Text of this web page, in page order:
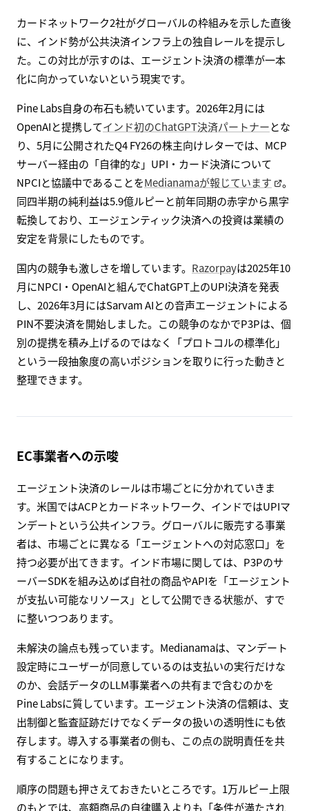
カードネットワーク2社がグローバルの枠組みを示した直後
に、インド勢が公共決済インフラ上の独自レールを提示し
た。この対比が示すのは、エージェント決済の標準が一本
化に向かっていないという現実です。
Pine Labs自身の布石も続いています。2026年2月には
OpenAIと提携してインド初のChatGPT決済パートナーとな
り、5月に公開されたQ4 FY26の株主向けレターでは、MCP
サーバー経由の「自律的な」UPI・カード決済について
NPCIと協議中であることをMedianamaが報じています
。
同四半期の純利益は5.9億ルピーと前年同期の赤字から黒字
転換しており、エージェンティック決済への投資は業績の
安定を背景にしたものです。
国内の競争も激しさを増しています。 Razorpayは2025年10
月にNPCI・OpenAIと組んでChatGPT上のUPI決済を発表
し、2026年3月にはSarvam AIとの音声エージェントによる
PIN不要決済を開始しました。この競争のなかでP3Pは、個
別の提携を積み上げるのではなく「プロトコルの標準化」
という一段抽象度の高いポジションを取りに行った動きと
整理できます。
EC事業者への示唆
エージェント決済のレールは市場ごとに分かれていきま
す。米国ではACPとカードネットワーク、インドではUPIマ
ンデートという公共インフラ。グローバルに販売する事業
者は、市場ごとに異なる「エージェントへの対応窓口」を
持つ必要が出てきます。インド市場に関しては、P3Pのサ
ーバーSDKを組み込めば自社の商品やAPIを「エージェント
が支払い可能なリソース」として公開できる状態が、すで
に整いつつあります。
未解決の論点も残っています。Medianamaは、マンデート
設定時にユーザーが同意しているのは支払いの実行だけな
のか、会話データのLLM事業者への共有まで含むのかを
Pine Labsに質しています。エージェント決済の信頼は、支
出制御と監査証跡だけでなくデータの扱いの透明性にも依
存します。導入する事業者の側も、この点の説明責任を共
有することになります。
順序の問題も押さえておきたいところです。1万ルピー上限
のもとでは、高額商品の自律購入よりも「条件が満たされ